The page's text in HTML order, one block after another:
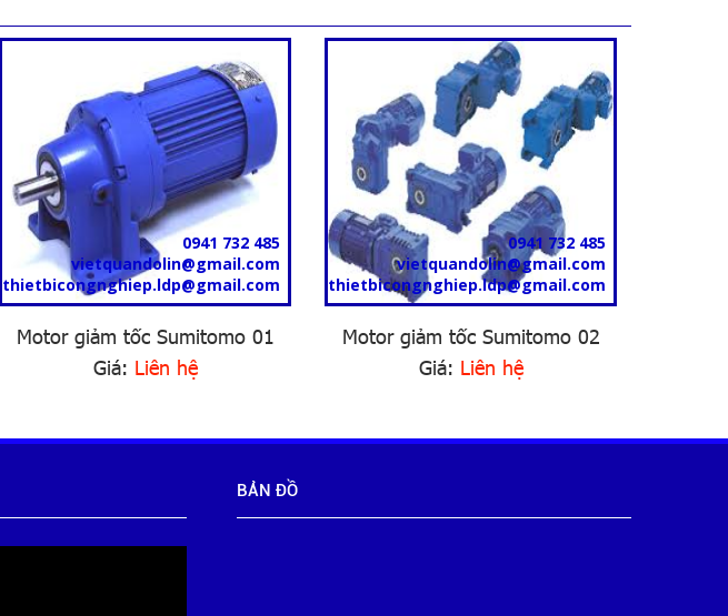
0941 732 485
vietquandolin@gmail.com
thietbicongnghiep.ldp@gmail.com
Motor giảm tốc Sumitomo 01
Giá: Liên hệ
0941 732 485
vietquandolin@gmail.com
thietbicongnghiep.ldp@gmail.com
Motor giảm tốc Sumitomo 02
Giá: Liên hệ
BẢN ĐỒ